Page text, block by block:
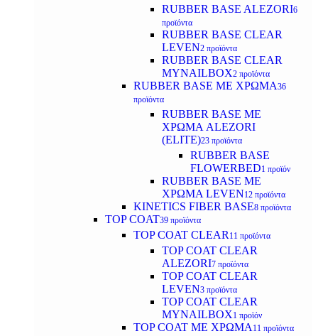
RUBBER BASE ALEZORI6
προϊόντα
RUBBER BASE CLEAR
LEVEN2 προϊόντα
RUBBER BASE CLEAR
MYNAILBOX2 προϊόντα
RUBBER BASE ΜΕ ΧΡΩΜΑ36
προϊόντα
RUBBER BASE ΜΕ
ΧΡΩΜΑ ALEZORI
(ELITE)23 προϊόντα
RUBBER BASE
FLOWERBED1 προϊόν
RUBBER BASE ΜΕ
ΧΡΩΜΑ LEVEN12 προϊόντα
KINETICS FIBER BASE8 προϊόντα
TOP COAT39 προϊόντα
TOP COAT CLEAR 11 προϊόντα
TOP COAT CLEAR
ALEZORI7 προϊόντα
TOP COAT CLEAR
LEVEN3 προϊόντα
TOP COAT CLEAR
MYNAILBOX1 προϊόν
TOP COAT ΜΕ ΧΡΩΜΑ 11 προϊόντα